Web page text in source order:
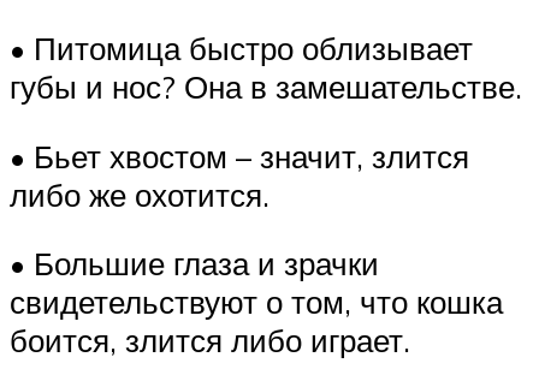
• Питомица быстро облизывает
губы и нос? Она в замешательстве.
• Бьет хвостом – значит, злится
либо же охотится.
• Большие глаза и зрачки
свидетельствуют о том, что кошка
боится, злится либо играет.